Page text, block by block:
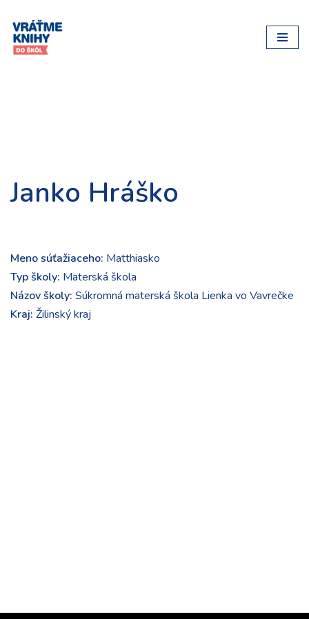
Preskočiť
na
Janko Hráško
Meno súťažiaceho: Matthiasko
Typ školy: Materská škola
Názov školy: Súkromná materská škola Lienka vo Vavrečke
Kraj: Žilinský kraj